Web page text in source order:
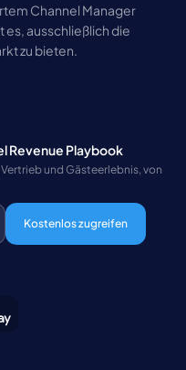
Channel Manager
es, ausschließlich die
zu bieten.
Revenue Playbook
und Gästeerlebnis, von
Kostenlos zugreifen